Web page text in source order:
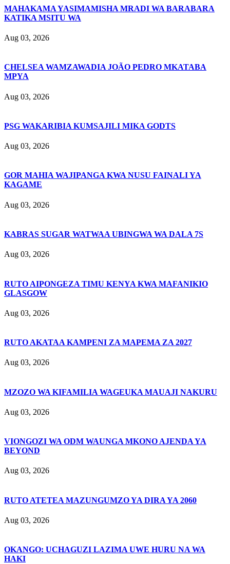
MAHAKAMA YASIMAMISHA MRADI WA BARABARA
KATIKA MSITU WA
Aug 03, 2026
CHELSEA WAMZAWADIA JOÃO PEDRO MKATABA
MPYA
Aug 03, 2026
PSG WAKARIBIA KUMSAJILI MIKA GODTS
Aug 03, 2026
GOR MAHIA WAJIPANGA KWA NUSU FAINALI YA
KAGAME
Aug 03, 2026
KABRAS SUGAR WATWAA UBINGWA WA DALA 7S
Aug 03, 2026
RUTO AIPONGEZA TIMU KENYA KWA MAFANIKIO
GLASGOW
Aug 03, 2026
RUTO AKATAA KAMPENI ZA MAPEMA ZA 2027
Aug 03, 2026
MZOZO WA KIFAMILIA WAGEUKA MAUAJI NAKURU
Aug 03, 2026
VIONGOZI WA ODM WAUNGA MKONO AJENDA YA
BEYOND
Aug 03, 2026
RUTO ATETEA MAZUNGUMZO YA DIRA YA 2060
Aug 03, 2026
OKANGO: UCHAGUZI LAZIMA UWE HURU NA WA
HAKI